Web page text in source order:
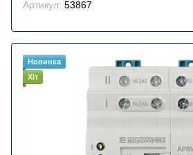
Артикул: 53867
Новинка
Хіт